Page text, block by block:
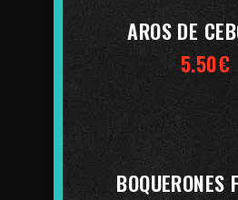
AROS DE
5.50€
BOQUERONES